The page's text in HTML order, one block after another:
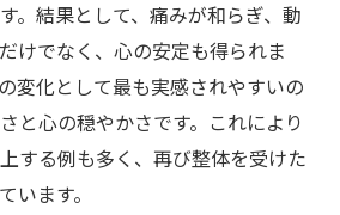
。結果として、痛みが和らぎ、動
けでなく、心の安定も得られま
変化として最も実感されやすいの
と心の穏やかさです。これにより
する例も多く、再び整体を受けた
います。